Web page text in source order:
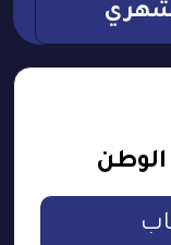
الوطن